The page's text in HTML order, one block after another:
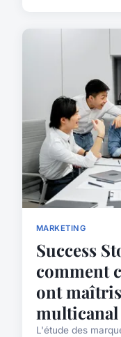
MARKETING
Success
comment
ont
multicanal
L'étude des